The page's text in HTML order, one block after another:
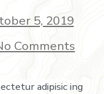
5, 2019
Comments
adipisic ing